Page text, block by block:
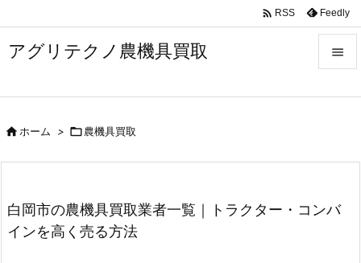
アグリテクノ農機具買取 


 RSS Feedly
ホーム > 農機具買取
白岡市の農機具買取業者一覧｜トラクター・コンバ
インを高く売る方法